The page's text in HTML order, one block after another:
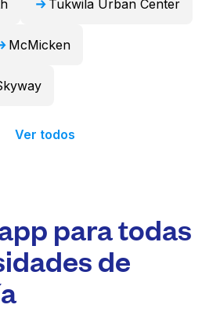
Tukwila Urban Center
McMicken
Ver todos
para todas
de